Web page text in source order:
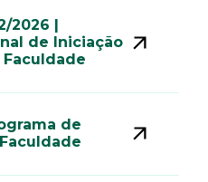
2026 |
de Iniciação
Faculdade
de